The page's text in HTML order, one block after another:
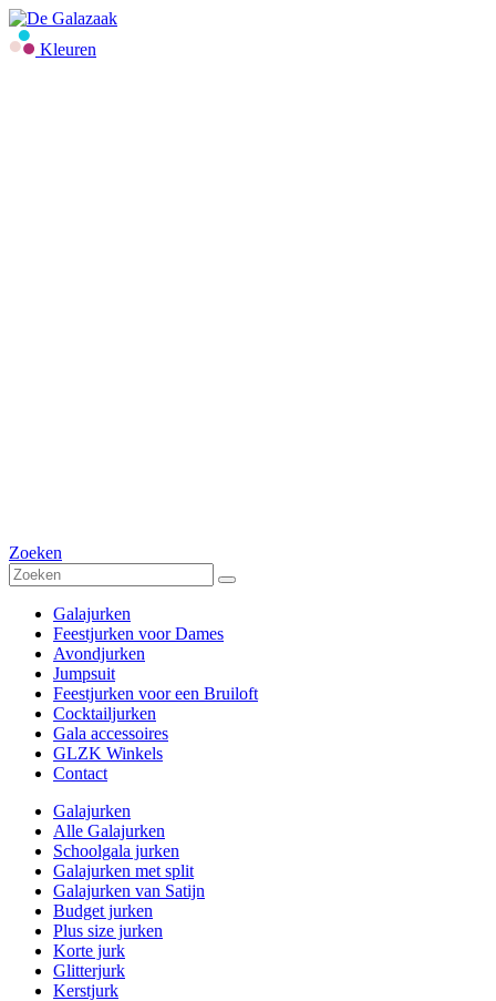
Kleuren
Zoeken
Galajurken
Feestjurken voor Dames
Avondjurken
Jumpsuit
Feestjurken voor een Bruiloft
Cocktailjurken
Gala accessoires
GLZK Winkels
Contact
Galajurken
Alle Galajurken
Schoolgala jurken
Galajurken met split
Galajurken van Satijn
Budget jurken
Plus size jurken
Korte jurk
Glitterjurk
Kerstjurk